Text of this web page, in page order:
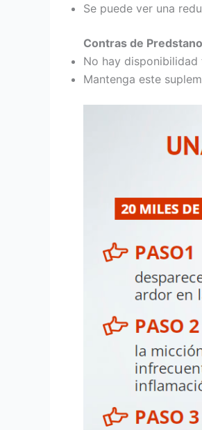
Se puede ver una
Contras de
No hay disponibilidad
Mantenga este